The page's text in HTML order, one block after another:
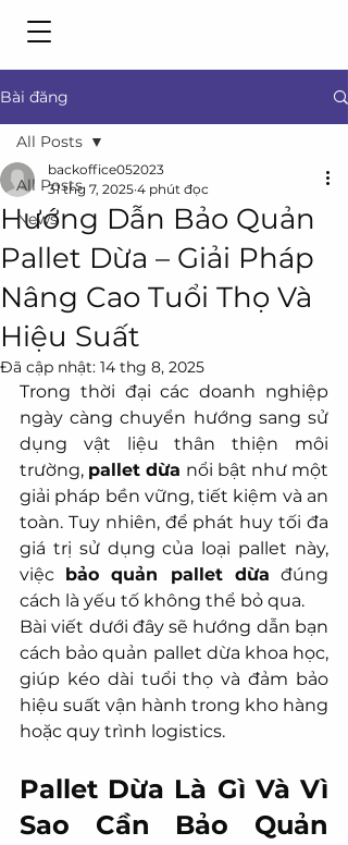
Bài đăng
All Posts
News
All Posts
Hướng Dẫn Bảo Quản
Pallet Dừa – Giải Pháp
Nâng Cao Tuổi Thọ Và
Hiệu Suất
backoffice052023
31 thg 7, 2025 4 phút đọc
Đã cập nhật: 14 thg 8, 2025
Trong thời đại các doanh nghiệp
ngày càng chuyển hướng sang sử
dụng vật liệu thân thiện môi
trường, pallet dừa nổi bật như một
giải pháp bền vững, tiết kiệm và an
toàn. Tuy nhiên, để phát huy tối đa
giá trị sử dụng của loại pallet này,
việc bảo quản pallet dừa đúng
cách là yếu tố không thể bỏ qua.
Bài viết dưới đây sẽ hướng dẫn bạn
cách bảo quản pallet dừa khoa học,
giúp kéo dài tuổi thọ và đảm bảo
hiệu suất vận hành trong kho hàng
hoặc quy trình logistics.
Pallet Dừa Là Gì Và Vì
Sao Cần Bảo Quản